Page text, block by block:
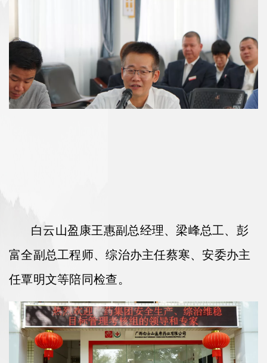
白云山盈康王惠副总经理、梁峰总工、彭
富全副总工程师、综治办主任蔡寒、安委办主
任覃明文等陪同检查。